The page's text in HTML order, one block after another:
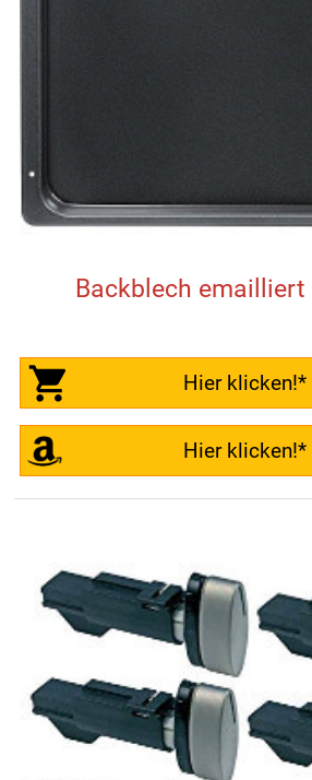
Backblech emailliert
Hier klicken!*
Hier klicken!*